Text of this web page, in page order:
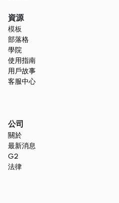
資源
模板
部落格
學院
使用指南
用戶故事
客服中心
公司
關於
最新消息
G2
法律